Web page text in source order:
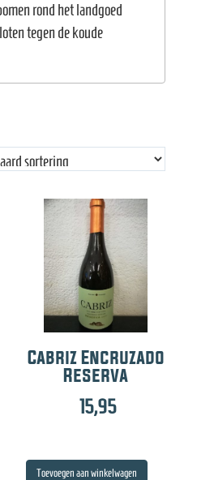
rond het landgoed
tegen de koude
Cabriz Encruzado
Reserva
15,95
Toevoegen aan winkelwagen